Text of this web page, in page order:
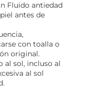
Fluido antiedad
antes de
con toalla o
original.
al sol, incluso al
al sol